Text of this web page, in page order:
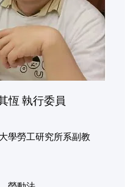
恆 執行委員
學勞工研究所系副教